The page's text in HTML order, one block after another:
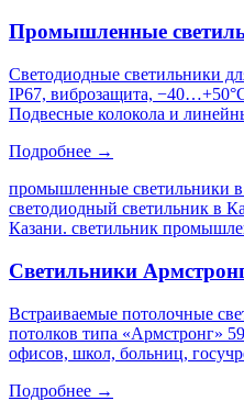
Промышленные
Светодиодные светильники
IP67, виброзащита,
Подвесные колокола и
Подробнее →
промышленные светильники
светодиодный светильник в
Казани. светильник
Светильники
Встраиваемые потолочные
потолков типа «Армстронг»
офисов, школ, больниц,
Подробнее →